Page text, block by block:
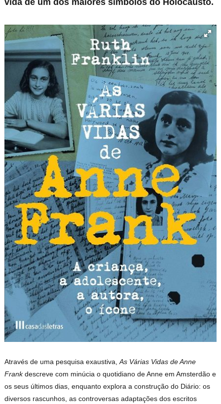
vida de um dos maiores símbolos do Holocausto.
Através de uma pesquisa exaustiva,As Várias Vidas de Anne
Frankdescreve com minúcia o quotidiano de Anne em Amsterdão e
os seus últimos dias, enquanto explora a construção do Diário: os
diversos rascunhos, as controversas adaptações dos escritos